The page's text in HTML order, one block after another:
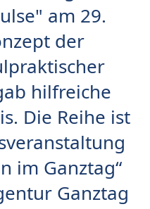
am 29.
der
hilfreiche
Die Reihe ist
im Ganztag“
Ganztag